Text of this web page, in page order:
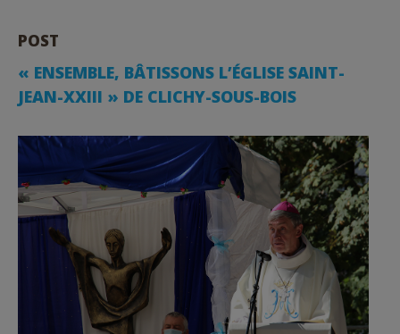
POST
« ENSEMBLE, BÂTISSONS L’ÉGLISE SAINT-
JEAN-XXIII » DE CLICHY-SOUS-BOIS